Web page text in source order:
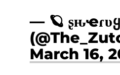
— 🪐
March 16,